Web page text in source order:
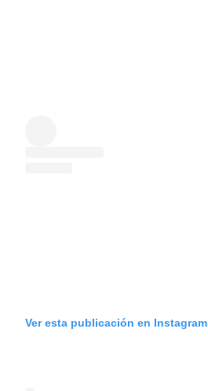
Ver esta publicación en Instagram